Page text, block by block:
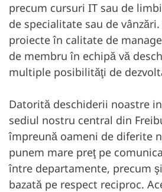
precum cursuri IT sau de
de specialitate sau de
proiecte în calitate de
de membru în echipă vă
multiple posibilităţi de
Datorită deschiderii noastre
sediul nostru central din
împreună oameni de diferite
punem mare preţ pe
între departamente, precum
bazată pe respect reciproc.